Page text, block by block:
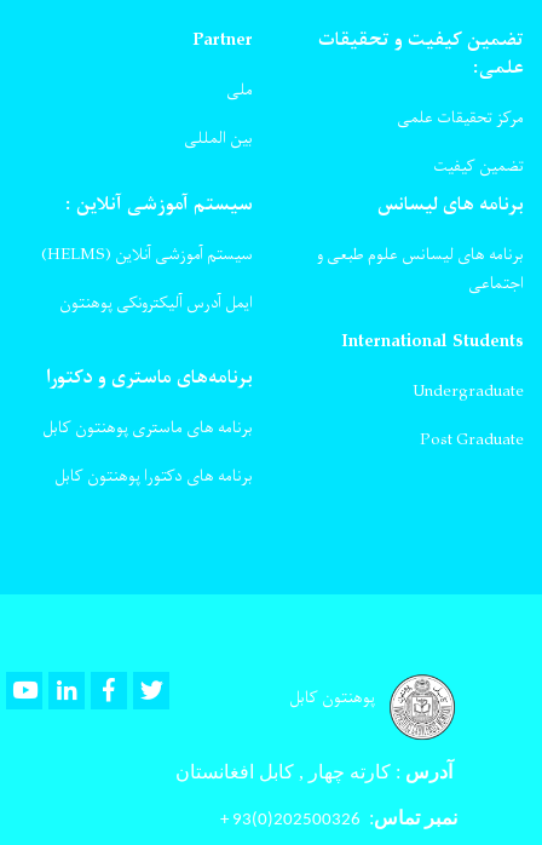
تضمین کیفیت و تحقیقات
علمی:
مرکز تحقیقات علمی
تضمین کیفیت
Partner
ملی
بین المللی
برنامه های لیسانس
برنامه های لیسانس علوم طبعی و
اجتماعی
سیستم آموزشی آنلاین :
سیستم آموزشی آنلاین (HELMS)
ایمل آدرس آلیکترونکی پوهنتون
International Students
Undergraduate
Post Graduate
برنامه‌های ماستری و دکتورا
برنامه های ماستری پوهنتون کابل
برنامه های دکتورا پوهنتون کابل
پوهنتون کابل YoutubeLinkedInFacebook
آدرس : کارته چهار , کابل افغانستان
نمبر تماس: